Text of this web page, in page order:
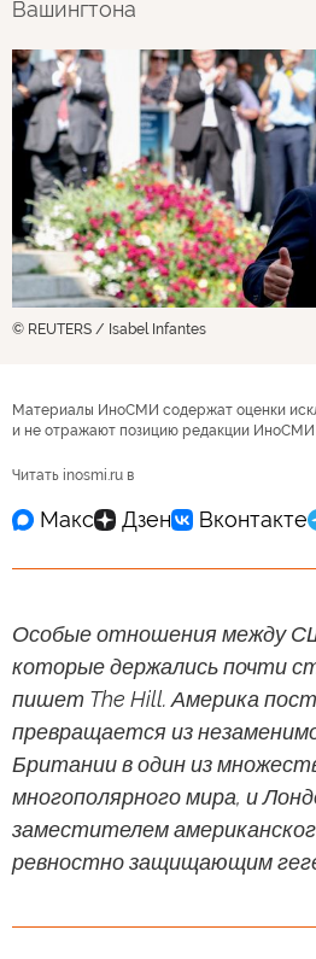
Вашингтона
© REUTERS / Isabel Infantes
Материалы ИноСМИ содержат оценки
и не отражают позицию редакции ИноСМИ
Читать inosmi.ru в
Особые отношения между
которые держались почти
пишет The Hill. Америка
превращается из
Британии в один из
многополярного мира, и
заместителем
ревностно защищающим